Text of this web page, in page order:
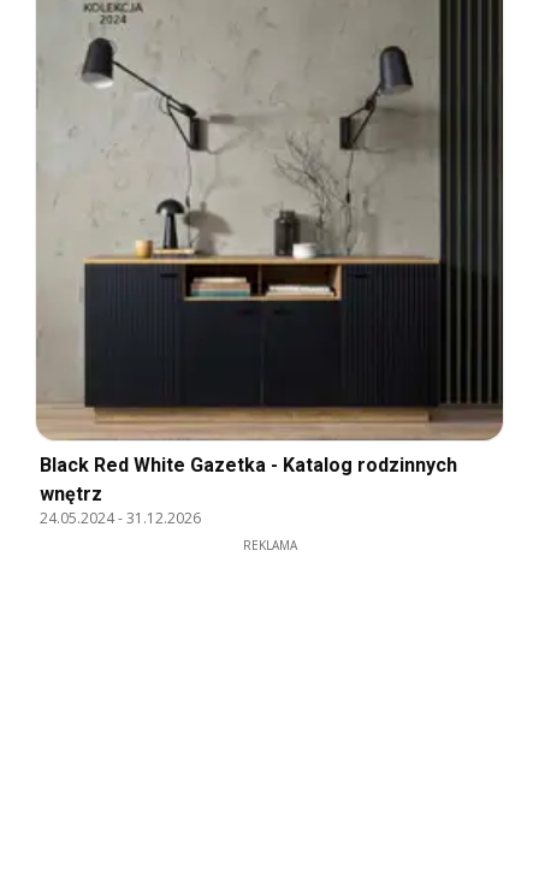
Black Red White Gazetka - Katalog rodzinnych
wnętrz
24.05.2024-31.12.2026
REKLAMA